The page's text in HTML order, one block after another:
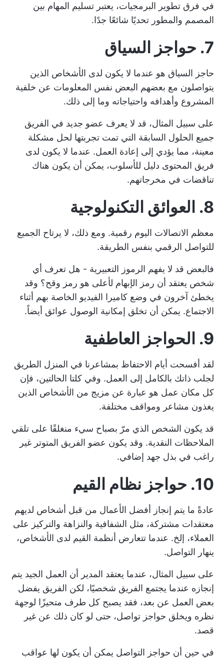
في فرق تطوير البرمجيات، يعتبر تسليم المهام بين
المصمم والمطور تحديًا شائعًا جدًا.
7. حواجز السياق
حاجز السياق هو عندما لا يكون لدى الأشخاص الذين
يتواصلون مع بعضهم البعض نفس المعلومات عن خلفية
المشروع وأهدافه واحتياجاته وما إلى ذلك.
على سبيل المثال، قد لا يعرف عضو جديد في الفريق
جميع الحلول السابقة التي تمت تجربتها لحل مشكلة
معينة، مما يؤدي إلى إعادة العمل. عندما لا يكون لدى
فريق المحتوى دليل للأسلوب، يمكن أن يكون هناك
تناقضات في مخرجاتهم.
8. العوائق التكنولوجية
معظم الاتصالات اليوم رقمية. ومع ذلك، لا يرتاح الجميع
للتواصل الرقمي بنفس الطريقة.
فالبعض قد لا يفهم الرموز التعبيرية - هل تعرف أي
شخص يعتقد أن رمز الإبهام لأعلى هو رمز وقح؟ وقد
يخطئ آخرون في وضع كاميرا الفيديو الخاصة بهم أثناء
الاجتماع. يمكن أن تخلق إمكانية الوصول عوائق أيضاً.
9. الحواجز العاطفية
لقد أفسحت أيام الاحتفاظ بمشاعرنا في المنزل الطريق
لجلب ذاتك بالكامل إلى العمل. وفي كلتا الحالتين، فإن
كل مكان عمل هو عبارة عن مزيج من الأشخاص الذين
يغذون مشاعر ومواقف مختلفة.
قد يكون الشخص الذي مرّ بصباح سيء منغلقًا على تلقي
الملاحظات النقدية. وقد يكون عضو الفريق المتوتر غير
راغب في بذل جهد إضافي.
10. حواجز نظام القيم
عادةً ما يتم إنجاز أفضل الأعمال من قبل أشخاص لديهم
معتقدات مشتركة، مثل الشفافية والنزاهة والتركيز على
العملاء، إلخ. عندما تتعارض أنظمة القيم لدى الأشخاص،
ينهار التواصل.
على سبيل المثال، عندما يعتقد المدير أن العمل الجيد يتم
إنجازه عندما يجتمع الفريق شخصيًا، لكن الفريق يفضل
بعض العمل عن بعد، فقد يصبح كل طرف متحيزًا لوجهة
نظره ويخلق حواجز تواصل، حتى لو كان ذلك عن غير
قصد.
في حين أن حواجز التواصل يمكن أن يكون لها عواقب